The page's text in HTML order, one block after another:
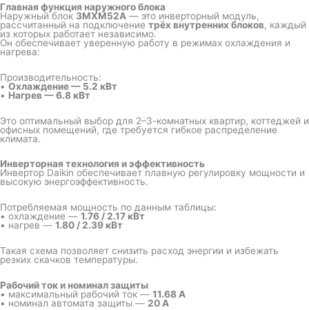
Главная функция наружного блока
Наружный блок 3MXM52A — это инверторный модуль,
рассчитанный на подключение трёх внутренних блоков, каждый
из которых работает независимо.
Он обеспечивает уверенную работу в режимах охлаждения и
нагрева:
Производительность:
•Охлаждение — 5.2 кВт
• Нагрев — 6.8 кВт
Это оптимальный выбор для 2–3-комнатных квартир, коттеджей и
офисных помещений, где требуется гибкое распределение
климата.
Инверторная технология и эффективность
Инвертор Daikin обеспечивает плавную регулировку мощности и
высокую энергоэффективность.
Потребляемая мощность по данным таблицы:
• охлаждение — 1.76 / 2.17 кВт
• нагрев — 1.80 / 2.39 кВт
Такая схема позволяет снизить расход энергии и избежать
резких скачков температуры.
Рабочий ток и номинал защиты
• максимальный рабочий ток — 11.68 А
• номинал автомата защиты — 20 А